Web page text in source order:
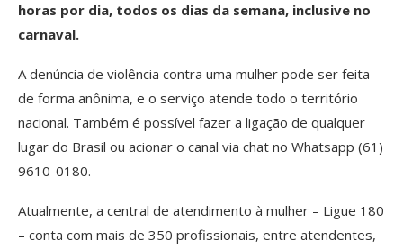
horas por dia, todos os dias da semana, inclusive no
carnaval.
A denúncia de violência contra uma mulher pode ser feita
de forma anônima, e o serviço atende todo o território
nacional. Também é possível fazer a ligação de qualquer
lugar do Brasil ou acionar o canal via chat no Whatsapp (61)
9610-0180.
Atualmente, a central de atendimento à mulher – Ligue 180
– conta com mais de 350 profissionais, entre atendentes,